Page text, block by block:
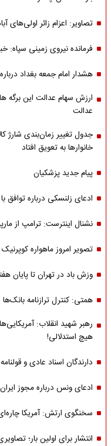
تصاویر: اعزام زائر اولی‌های
فرمانده نیروی زمینی
هشدار امام جمعه بغداد
عدالت
جدول تغییر زمان‌بندی شارژ
خانوارها به تعویق افتاد
پیام جدید پزشکیان
ادعای زلنسکی درباره توافق با
نشنال اینترست: ترامپ از
تصویر امروز ماهواره
وزش باد در تهران تا پایان
همتی: کنترل ترازنامه
رهبر شهید انقلاب:
هیچ استدلالی!
دارندگان اسناد عادی و
ادعای ونس درباره مجوز
سخنگوی ارتش: آمریکا
انتشار برای اولین بار؛